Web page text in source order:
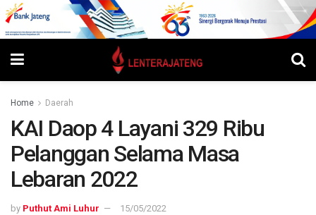
Home Daerah
KAI Daop 4 Layani 329 Ribu
Pelanggan Selama Masa
Lebaran 2022
by Puthut Ami Luhur 15/05/2022